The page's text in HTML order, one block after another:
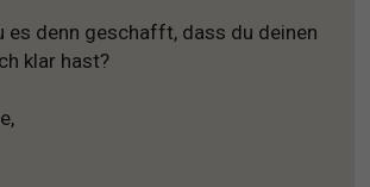
es denn geschafft, dass du deinen
klar hast?